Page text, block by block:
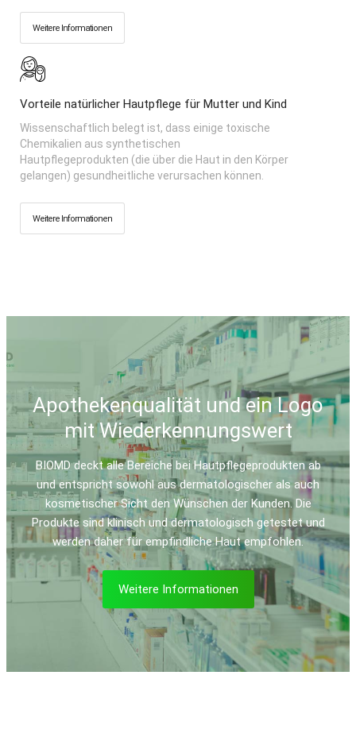
Weitere Informationen
Vorteile natürlicher Hautpflege für Mutter und Kind
Wissenschaftlich belegt ist, dass einige toxische
Chemikalien aus synthetischen
Hautpflegeprodukten (die über die Haut in den Körper
gelangen) gesundheitliche verursachen können.
Weitere Informationen
Apothekenqualität und ein Logo
mit Wiederkennungswert
BIOMD deckt alle Bereiche bei Hautpflegeprodukten ab
und entspricht sowohl aus dermatologischer als auch
kosmetischer Sicht den Wünschen der Kunden. Die
Produkte sind klinisch und dermatologisch getestet und
werden daher für empfindliche Haut empfohlen.
Weitere Informationen